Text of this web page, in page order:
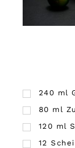
240 ml
80 ml
120 ml
12